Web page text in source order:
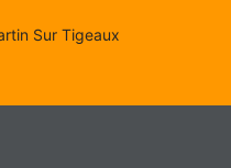
Sur Tigeaux